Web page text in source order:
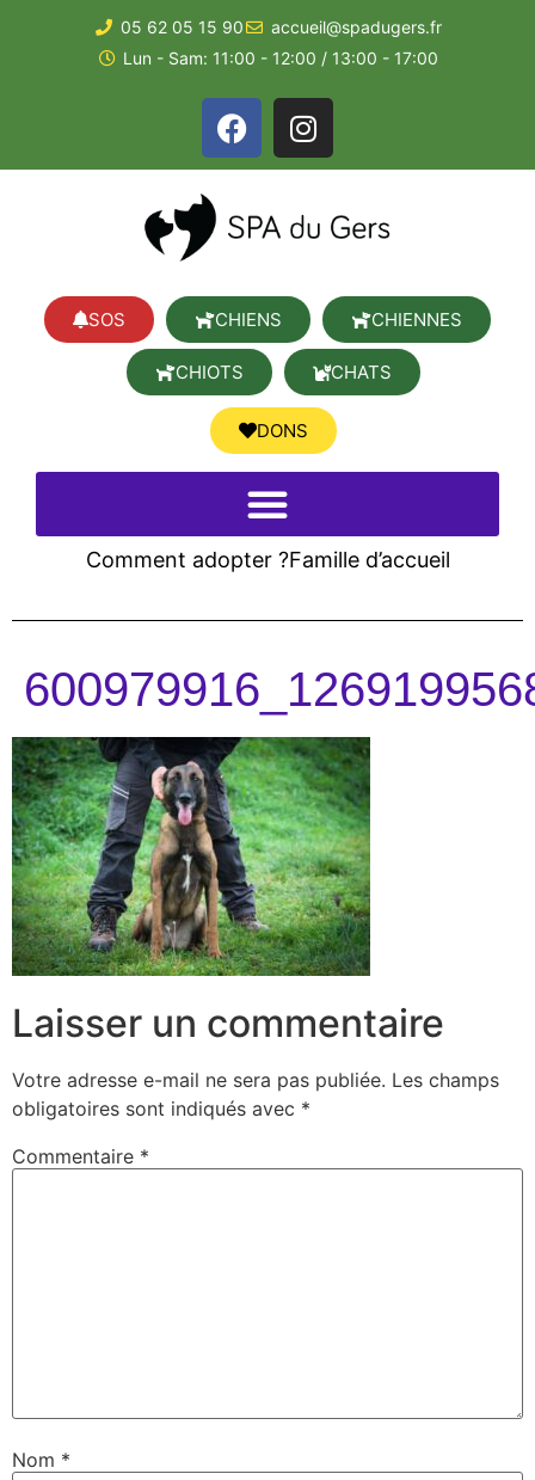
05 62 05 15 90
accueil@spadugers.fr
Lun - Sam: 11:00 - 12:00 / 13:00 - 17:00
SOS CHIENS CHIENNES
CHIOTS CHATS
DONS
Comment adopter ?Famille d’accueil
Laisser un commentaire
Votre adresse e-mail ne sera pas publiée. Les champs
obligatoires sont indiqués avec *
Commentaire *
Nom *